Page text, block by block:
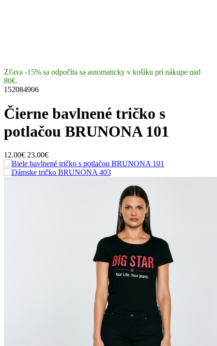
Zľava -15% sa odpočíta sa automaticky v košíku pri nákupe nad
80€.
152084906
Čierne bavlnené tričko s
potlačou BRUNONA 101
12.00€ 23.00€